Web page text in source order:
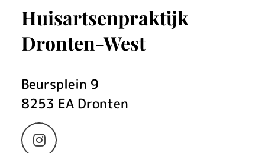
Huisartsenpraktijk
Dronten-West
Beursplein 9
8253 EA Dronten